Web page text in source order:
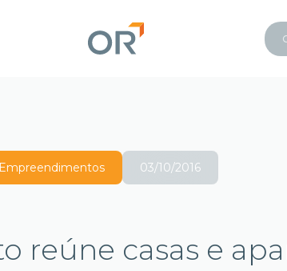
Empreendimentos 03/10/2016
reúne casas e